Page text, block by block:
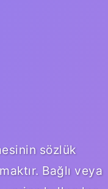
sözlük
Bağlı veya